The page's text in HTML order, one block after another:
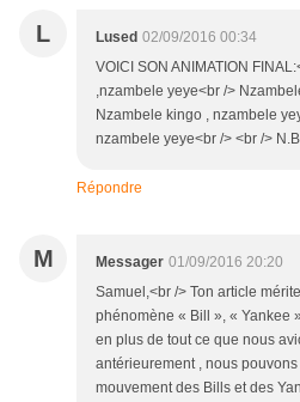
L Lused 02/09/2016 00:34
VOICI SON ANIMATION
,nzambele yeye<br />
Nzambele kingo , nzambele
nzambele yeye<br /> <br />
Répondre
M Messager 01/09/2016 20:20
Samuel,<br /> Ton article
phénomène « Bill », « Yankee
en plus de tout ce que nous
antérieurement , nous
mouvement des Bills et des